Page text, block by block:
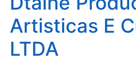
Artisticas E
LTDA